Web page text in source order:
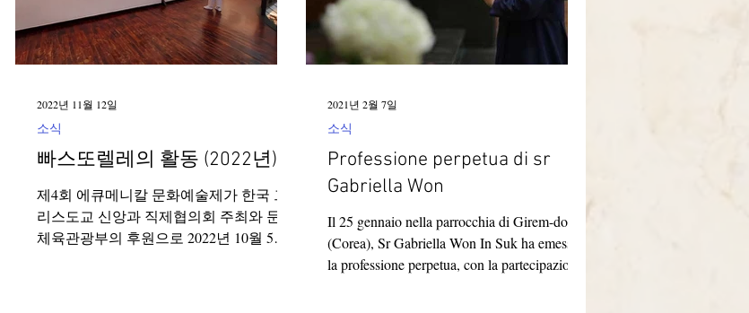
빠스또렐레의 활동 (2022년)
제4회 에큐메니칼 문화예술제가 한국 그
리스도교 신앙과 직제협의회 주최와 문화
체육관광부의 후원으로 2022년 10월 5일
소식
2022년 11월 12일
Professione perpetua di sr
Gabriella Won
Il 25 gennaio nella parrocchia di Girem-dong
(Corea), Sr Gabriella Won In Suk ha emesso
la professione perpetua, con la partecipazione
소식
2021년 2월 7일